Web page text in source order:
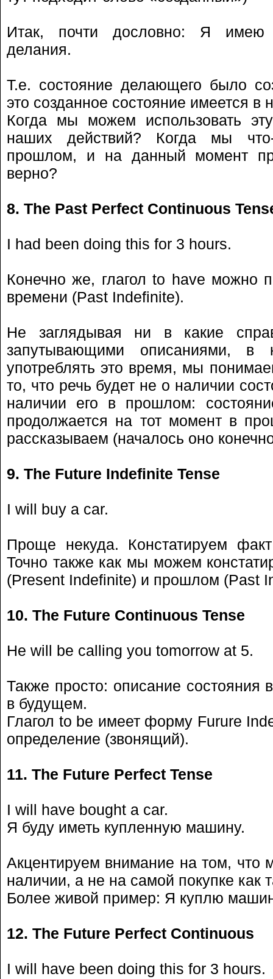
Итак, почти дословно: Я имею
делания.
Т.е. состояние делающего было
это созданное состояние имеется в
Когда мы можем использовать
наших действий? Когда мы
прошлом, и на данный момент
верно?
8. The Past Perfect Continuous
I had been doing this for 3 hours.
Конечно же, глагол to have можно
времени (Past Indefinite).
Не заглядывая ни в какие
запутывающими описаниями, в
употреблять это время, мы
то, что речь будет не о наличии
наличии его в прошлом:
продолжается на тот момент в
рассказываем (началось оно
9. The Future Indefinite Tense
I will buy a car.
Проще некуда. Констатируем
Точно также как мы можем
(Present Indefinite) и прошлом (Past
10. The Future Continuous Tense
He will be calling you tomorrow at 5.
Также просто: описание состояния
в будущем.
Глагол to be имеет форму Furure
определение (звонящий).
11. The Future Perfect Tense
I will have bought a car.
Я буду иметь купленную машину.
Акцентируем внимание на том, что
наличии, а не на самой покупке как
Более живой пример: Я куплю
12. The Future Perfect Continuous
I will have been doing this for 3 hours.